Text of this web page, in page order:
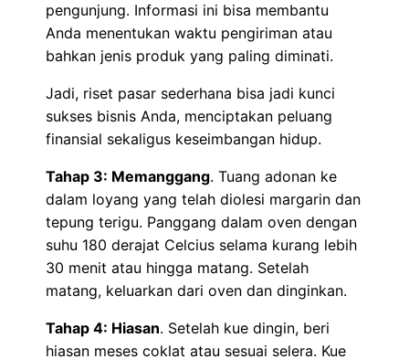
pengunjung. Informasi ini bisa membantu
Anda menentukan waktu pengiriman atau
bahkan jenis produk yang paling diminati.
Jadi, riset pasar sederhana bisa jadi kunci
sukses bisnis Anda, menciptakan peluang
finansial sekaligus keseimbangan hidup.
Tahap 3: Memanggang. Tuang adonan ke
dalam loyang yang telah diolesi margarin dan
tepung terigu. Panggang dalam oven dengan
suhu 180 derajat Celcius selama kurang lebih
30 menit atau hingga matang. Setelah
matang, keluarkan dari oven dan dinginkan.
Tahap 4: Hiasan. Setelah kue dingin, beri
hiasan meses coklat atau sesuai selera. Kue